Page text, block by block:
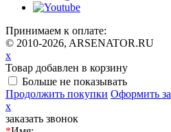
Принимаем к оплате:
© 2010-2026, ARSENATOR.RU
x
Товар добавлен в корзину
Больше не показывать
Продолжить покупки Оформить
x
заказать звонок